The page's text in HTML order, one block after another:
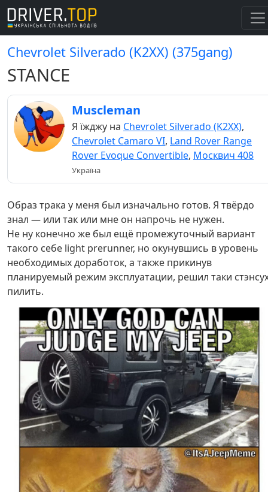
Chevrolet Silverado (K2XX) (375gang)
STANCE
Muscleman
Я їжджу на Chevrolet Silverado (K2XX),
Chevrolet Camaro VI, Land Rover Range
Rover Evoque Convertible, Москвич 408
Україна
Образ трака у меня был изначально готов. Я твёрдо
знал — или так или мне он напрочь не нужен.
Не ну конечно же был ещё промежуточный вариант
такого себе light prerunner, но окунувшись в уровень
необходимых доработок, а также прикинув
планируемый режим эксплуатации, решил таки
пилить.